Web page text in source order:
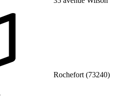
Rochefort (73240)